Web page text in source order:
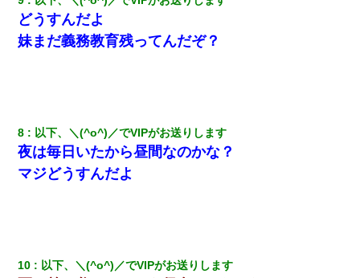
【ワロタ】姉から「肉食系14才、乳丸出し、毛はうっすら生えか
け」というタイトルで画像が送られてきた
【考察】兄嫁急死の1年後、兄が引越すというので手伝いに行った
ら下着が入った引き出しの奥にとんでもないモノを見つけた
32歳ワイ、34歳の可愛い女と付き合うも現実を知ってしまい無事
死亡・・・
どうすんだよ
妹まだ義務教育残ってんだぞ？
8 以下、＼(^o^)／でVIPがお送りします
夜は毎日いたから昼間なのかな？
マジどうすんだよ
10 以下、＼(^o^)／でVIPがお送りします